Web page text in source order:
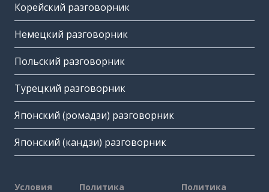
Корейский разговорник
Немецкий разговорник
Польский разговорник
Турецкий разговорник
Японский (ромадзи) разговорник
Японский (кандзи) разговорник
Условия Политика Политика